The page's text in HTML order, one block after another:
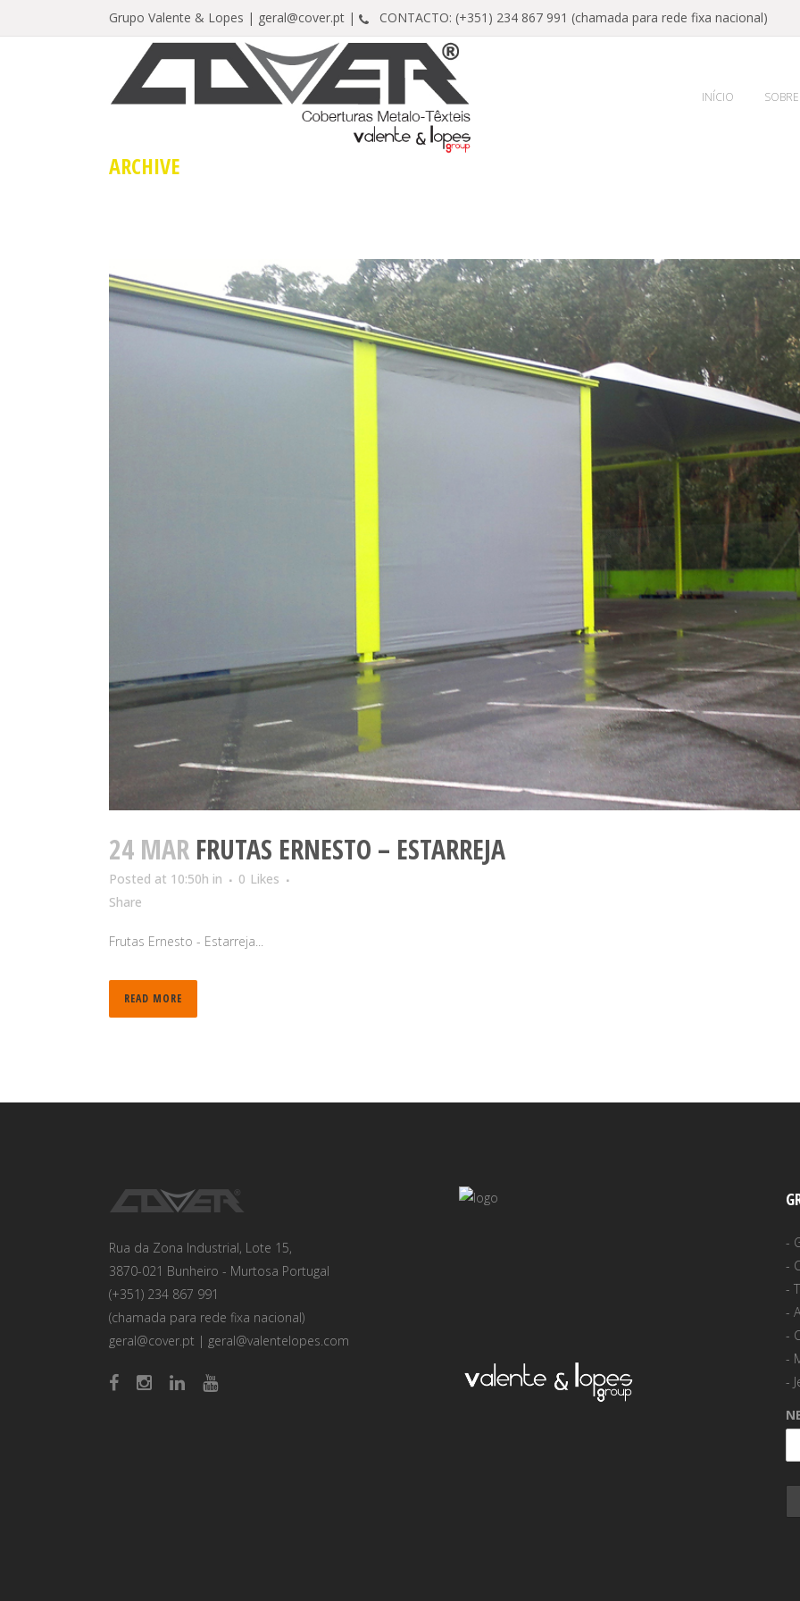
Grupo Valente & Lopes | geral@cover.pt | CONTACTO: (+351) 234 867 991 (chamada para rede fixa nacional)
INÍCIO SOBRE
ARCHIVE
24 MAR FRUTAS ERNESTO – ESTARREJA
Posted at 10:50h in 0 Likes
Share
Frutas Ernesto - Estarreja...
READ MORE
Rua da Zona Industrial, Lote 15,
3870-021 Bunheiro - Murtosa Portugal
(+351) 234 867 991
(chamada para rede fixa nacional)
geral@cover.pt | geral@valentelopes.com
-
-
-
-
-
-
-